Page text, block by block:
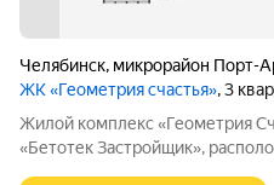
Челябинск, микрорайон Порт-
ЖК «Геометрия счастья», 3
Жилой комплекс «Геометрия Счастья» это
«Бетотек Застройщик»,